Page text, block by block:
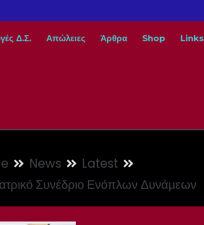
Δ.Σ. Απώλειες Άρθρα Shop Links
News
Latest
Συνέδριο Ενόπλων Δυνάμεων